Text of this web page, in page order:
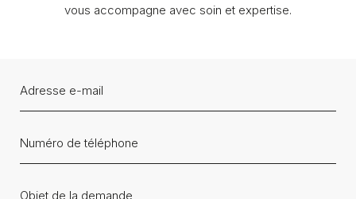
vous accompagne avec soin et expertise.